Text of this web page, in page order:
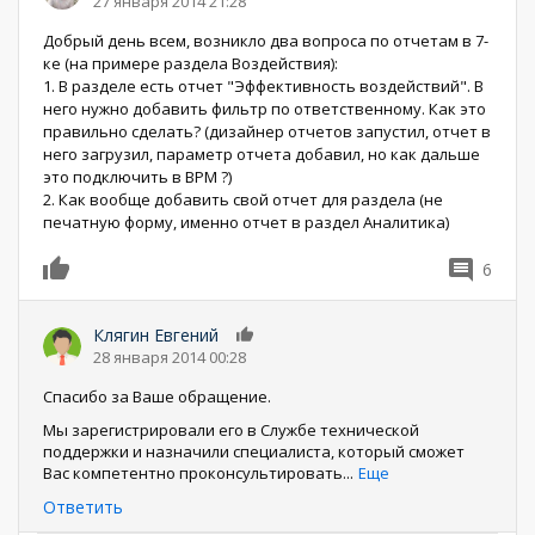
Добрый день всем, возникло два вопроса по отчетам в 7-
ке (на примере раздела Воздействия):
1. В разделе есть отчет "Эффективность воздействий". В
него нужно добавить фильтр по ответственному. Как это
правильно сделать? (дизайнер отчетов запустил, отчет в
него загрузил, параметр отчета добавил, но как дальше
это подключить в BPM ?)
2. Как вообще добавить свой отчет для раздела (не
печатную форму, именно отчет в раздел Аналитика)
6
Клягин Евгений
28 января 2014 00:28
Спасибо за Ваше обращение.
Мы зарегистрировали его в Службе технической
поддержки и назначили специалиста, который сможет
Вас компетентно проконсультировать... Еще
Ответить